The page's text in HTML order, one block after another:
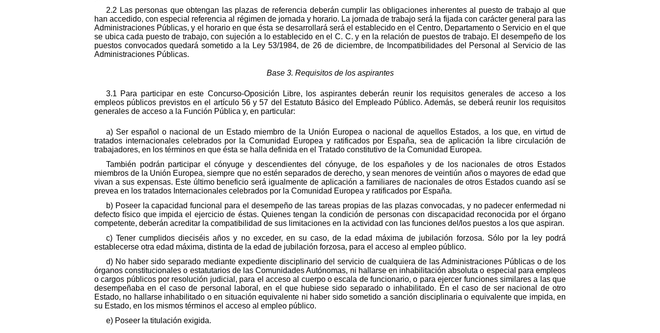
2.2 Las personas que obtengan las plazas de referencia deberán cumplir las obligaciones inherentes al puesto de trabajo al que
han accedido, con especial referencia al régimen de jornada y horario. La jornada de trabajo será la fijada con carácter general para las
Administraciones Públicas, y el horario en que ésta se desarrollará será el establecido en el Centro, Departamento o Servicio en el que
se ubica cada puesto de trabajo, con sujeción a lo establecido en el C. C. y en la relación de puestos de trabajo. El desempeño de los
puestos convocados quedará sometido a la Ley 53/1984, de 26 de diciembre, de Incompatibilidades del Personal al Servicio de las
Administraciones Públicas.
Base 3. Requisitos de los aspirantes
3.1 Para participar en este Concurso-Oposición Libre, los aspirantes deberán reunir los requisitos generales de acceso a los
empleos públicos previstos en el artículo 56 y 57 del Estatuto Básico del Empleado Público. Además, se deberá reunir los requisitos
generales de acceso a la Función Pública y, en particular:
a) Ser español o nacional de un Estado miembro de la Unión Europea o nacional de aquellos Estados, a los que, en virtud de
tratados internacionales celebrados por la Comunidad Europea y ratificados por España, sea de aplicación la libre circulación de
trabajadores, en los términos en que ésta se halla definida en el Tratado constitutivo de la Comunidad Europea.
También podrán participar el cónyuge y descendientes del cónyuge, de los españoles y de los nacionales de otros Estados
miembros de la Unión Europea, siempre que no estén separados de derecho, y sean menores de veintiún años o mayores de edad que
vivan a sus expensas. Este último beneficio será igualmente de aplicación a familiares de nacionales de otros Estados cuando así se
prevea en los tratados Internacionales celebrados por la Comunidad Europea y ratificados por España.
b) Poseer la capacidad funcional para el desempeño de las tareas propias de las plazas convocadas, y no padecer enfermedad ni
defecto físico que impida el ejercicio de éstas. Quienes tengan la condición de personas con discapacidad reconocida por el órgano
competente, deberán acreditar la compatibilidad de sus limitaciones en la actividad con las funciones del/los puestos a los que aspiran.
c) Tener cumplidos dieciséis años y no exceder, en su caso, de la edad máxima de jubilación forzosa. Sólo por la ley podrá
establecerse otra edad máxima, distinta de la edad de jubilación forzosa, para el acceso al empleo público.
d) No haber sido separado mediante expediente disciplinario del servicio de cualquiera de las Administraciones Públicas o de los
órganos constitucionales o estatutarios de las Comunidades Autónomas, ni hallarse en inhabilitación absoluta o especial para empleos
o cargos públicos por resolución judicial, para el acceso al cuerpo o escala de funcionario, o para ejercer funciones similares a las que
desempeñaba en el caso de personal laboral, en el que hubiese sido separado o inhabilitado. En el caso de ser nacional de otro
Estado, no hallarse inhabilitado o en situación equivalente ni haber sido sometido a sanción disciplinaria o equivalente que impida, en
su Estado, en los mismos términos el acceso al empleo público.
e) Poseer la titulación exigida.